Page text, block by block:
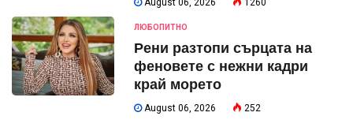
August 06, 2026 1260
ЛЮБОПИТНО
Рени разтопи сърцата на
феновете с нежни кадри
край морето
August 06, 2026 252